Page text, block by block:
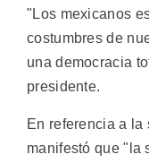
"Los mexicanos
costumbres de
una democracia
presidente.
En referencia a
manifestó que "la